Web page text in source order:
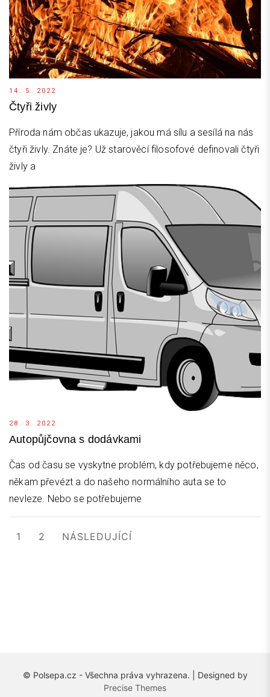
14. 5. 2022
Čtyři živly
Příroda nám občas ukazuje, jakou má sílu a sesílá na nás
čtyři živly. Znáte je? Už starověcí filosofové definovali čtyři
živly a
28. 3. 2022
Autopůjčovna s dodávkami
Čas od času se vyskytne problém, kdy potřebujeme něco,
někam převézt a do našeho normálního auta se to
nevleze. Nebo se potřebujeme
Stránkování
1 2 NÁSLEDUJÍCÍ
© Polsepa.cz - Všechna práva vyhrazena. | Designed by
Precise Themes